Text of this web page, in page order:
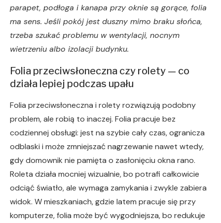
parapet, podłoga i kanapa przy oknie są gorące, folia
ma sens. Jeśli pokój jest duszny mimo braku słońca,
trzeba szukać problemu w wentylacji, nocnym
wietrzeniu albo izolacji budynku.
Folia przeciwsłoneczna czy rolety — co
działa lepiej podczas upału
Folia przeciwsłoneczna i rolety rozwiązują podobny
problem, ale robią to inaczej. Folia pracuje bez
codziennej obsługi: jest na szybie cały czas, ogranicza
odblaski i może zmniejszać nagrzewanie nawet wtedy,
gdy domownik nie pamięta o zasłonięciu okna rano.
Roleta działa mocniej wizualnie, bo potrafi całkowicie
odciąć światło, ale wymaga zamykania i zwykle zabiera
widok. W mieszkaniach, gdzie latem pracuje się przy
komputerze, folia może być wygodniejsza, bo redukuje